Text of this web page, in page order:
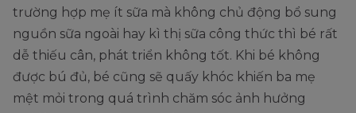
trường hợp mẹ ít sữa mà không chủ động bổ sung
nguồn sữa ngoài hay kì thị sữa công thức thì bé rất
dễ thiếu cân, phát triển không tốt. Khi bé không
được bú đủ, bé cũng sẽ quấy khóc khiến ba mẹ
mệt mỏi trong quá trình chăm sóc ảnh hưởng